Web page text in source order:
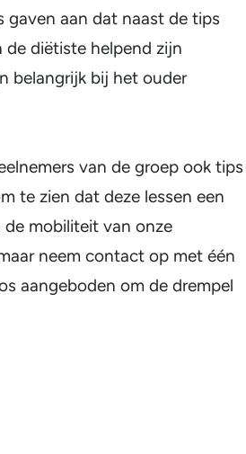
gaven aan dat naast de tips
diëtiste helpend zijn
belangrijk bij het ouder
van de groep ook tips
te zien dat deze lessen een
mobiliteit van onze
neem contact op met één
aangeboden om de drempel